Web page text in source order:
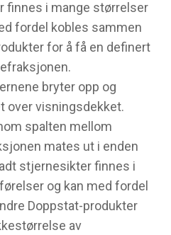
finnes i mange størrelser
fordel kobles sammen
for å få en definert
bryter opp og
over visningsdekket.
spalten mellom
mates ut i enden
stjernesikter finnes i
og kan med fordel
Doppstat-produkter
av